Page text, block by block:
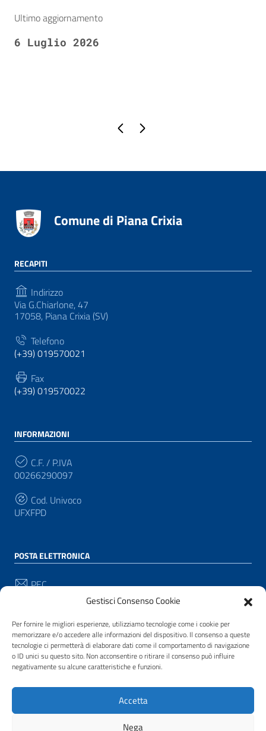
Gestisci Consenso Cookie
Per fornire le migliori esperienze, utilizziamo tecnologie come i cookie per
memorizzare e/o accedere alle informazioni del dispositivo. Il consenso a queste
tecnologie ci permetterà di elaborare dati come il comportamento di navigazione
o ID unici su questo sito. Non acconsentire o ritirare il consenso può influire
negativamente su alcune caratteristiche e funzioni.
Accetta
Nega
Ultimo aggiornamento
6 Luglio 2026
Pagina precedente
Comune di Piana Crixia
RECAPITI
Indirizzo
Via G.Chiarlone, 47
17058, Piana Crixia (SV)
Telefono
(+39) 019570021
Fax
(+39) 019570022
INFORMAZIONI
C.F. / P.IVA
00266290097
Cod. Univoco
UFXFPD
POSTA ELETTRONICA
PEC
protocollo@pec.comune.pianacrixia.sv.it
Email
protocollo@comune.pianacrixia.sv.it
Sezione Link UtiliNote legali
| Realizzato con